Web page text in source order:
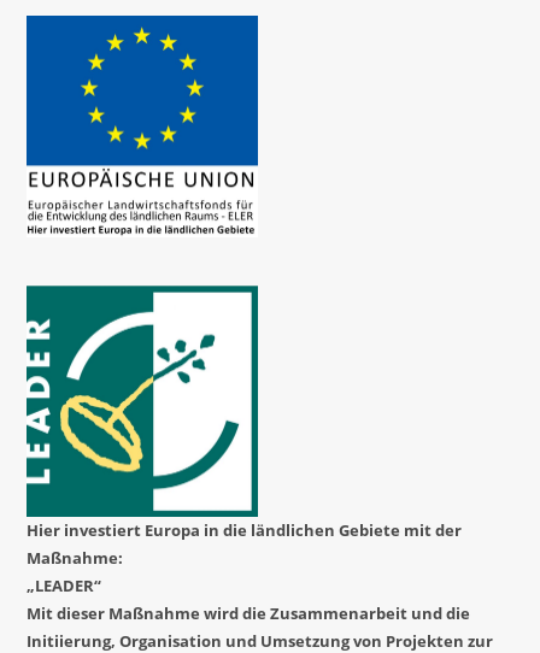
Hier investiert Europa in die ländlichen Gebiete mit der
Maßnahme:
„LEADER“
Mit dieser Maßnahme wird die Zusammenarbeit und die
Initiierung, Organisation und Umsetzung von Projekten zur